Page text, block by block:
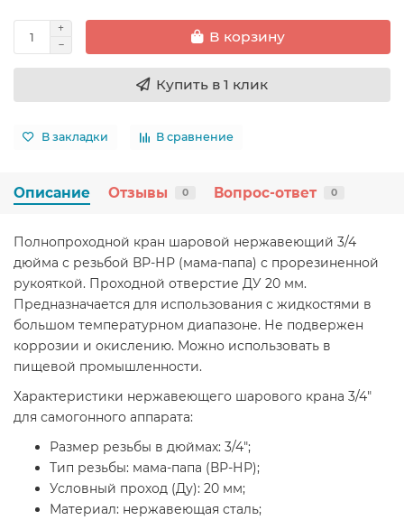
В корзину
Купить в 1 клик
В закладки В сравнение
Описание Отзывы 0 Вопрос-ответ 0
Полнопроходной кран шаровой нержавеющий 3/4
дюйма с резьбой ВР-НР (мама-папа) с прорезиненной
рукояткой. Проходной отверстие ДУ 20 мм.
Предназначается для использования с жидкостями в
большом температурном диапазоне. Не подвержен
коррозии и окислению. Можно использовать в
пищевой промышленности.
Характеристики нержавеющего шарового крана 3/4"
для самогонного аппарата:
Размер резьбы в дюймах: 3/4";
Тип резьбы: мама-папа (ВР-НР);
Условный проход (Ду): 20 мм;
Материал: нержавеющая сталь;